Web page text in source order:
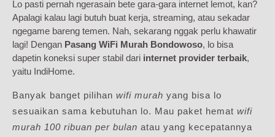
Lo pasti pernah ngerasain bete gara-gara internet lemot, kan?
Apalagi kalau lagi butuh buat kerja, streaming, atau sekadar
ngegame bareng temen. Nah, sekarang nggak perlu khawatir
lagi! Dengan Pasang WiFi Murah Bondowoso, lo bisa
dapetin koneksi super stabil dari internet provider terbaik,
yaitu IndiHome.
Banyak banget pilihan wifi murah yang bisa lo
sesuaikan sama kebutuhan lo. Mau paket hemat wifi
murah 100 ribuan per bulan atau yang kecepatannya